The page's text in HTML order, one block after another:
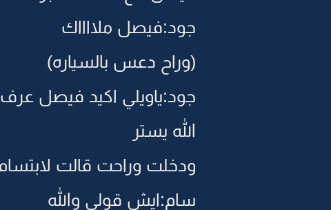
جود:فيصل ملااااك
(وراح دعس بالسياره)
جود:ياويلي اكيد فيصل
الله يستر
ودخلت وراحت قالت
سام:ايش قولي والله